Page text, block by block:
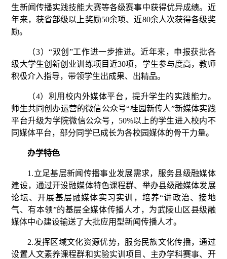
生新闻传播实践技能大赛等各级赛事中获得优异成绩。近
年来，获省部级以上奖励50余项、近80余人次获得各级奖
励。
（3）“双创”工作进一步推进。近年来，申报获批各
级大学生创新创业训练项目近30项，学生参与度高，教师
积极介入指导，带领学生出成果、出精品。
（4）利用校内外媒体平台，提升学生的实践能力。
师生共同创办运营的微信公众号“桂园新传人”新媒体实践
平台升级为学院微信公众号， 50%以上的学生进入校内不
同媒体平台，部分同学已成长为各校园媒体的骨干力量。
办学特色
1.立足基层新闻传播事业发展需求，服务县级融媒体
建设，通过开设融媒体特色课程群、举办县级融媒体发展
论坛、开展基层融媒体实习实训，培养“讲政治、接地
气、有本领”的基层全媒体传播人才，为武陵山区县级融
媒体中心建设输送了大批应用型新闻传播人才。
2.发挥区域文化资源优势，服务民族文化传播，通过
设置人文素养课程群和实验实训项目、主办学科赛事、开